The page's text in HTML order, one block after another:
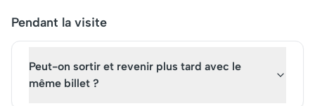
Pendant la visite
Peut-on sortir et revenir plus tard avec le
même billet ?